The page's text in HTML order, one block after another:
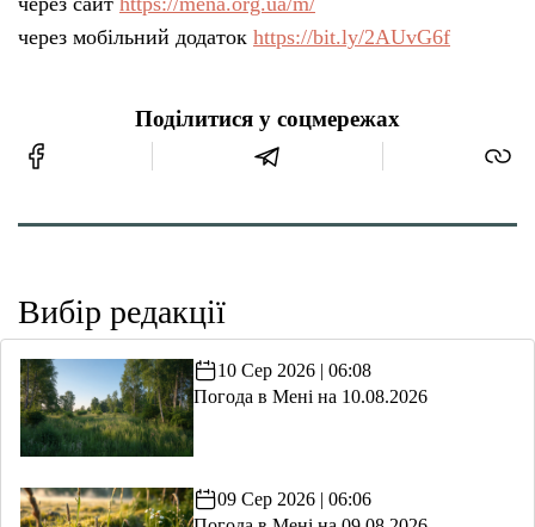
через мобільний додаток https://bit.ly/2AUvG6f
Поділитися у соцмережах
Вибір редакції
10 Сер 2026 | 06:08
Погода в Мені на 10.08.2026
09 Сер 2026 | 06:06